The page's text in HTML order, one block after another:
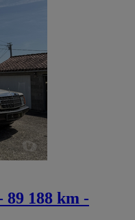
89 188 km -